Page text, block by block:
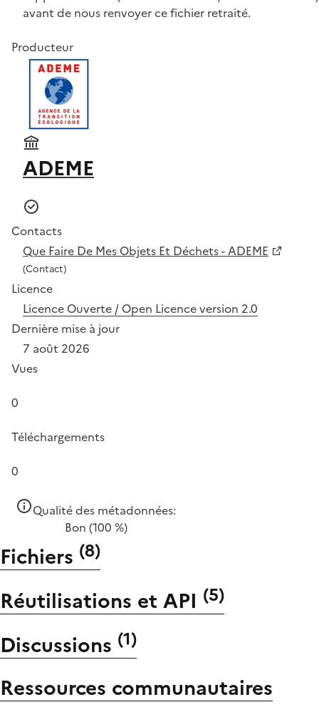
avant de nous renvoyer ce fichier retraité.
Producteur
ADEME
Contacts
Que Faire De Mes Objets Et Déchets - ADEME
(Contact)
Licence
Licence Ouverte / Open Licence version 2.0
Dernière mise à jour
7 août 2026
Vues
0
Téléchargements
0
Qualité des métadonnées:
Bon (100 %)
Fichiers (8)
Réutilisations et API (5)
Discussions (1)
Ressources communautaires